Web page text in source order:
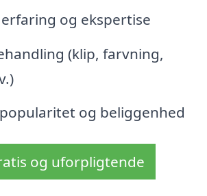
og ekspertise
(klip, farvning,
og beliggenhed
og uforpligtende